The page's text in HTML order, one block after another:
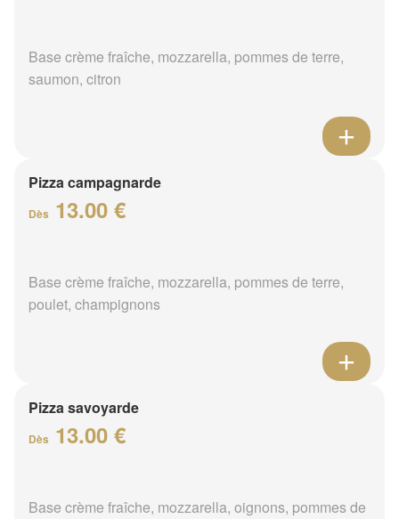
Base crème fraîche, mozzarella, pommes de terre,
saumon, citron
Pizza campagnarde
Dès 13.00 €
Base crème fraîche, mozzarella, pommes de terre,
poulet, champignons
Pizza savoyarde
Dès 13.00 €
Base crème fraîche, mozzarella, oignons, pommes de